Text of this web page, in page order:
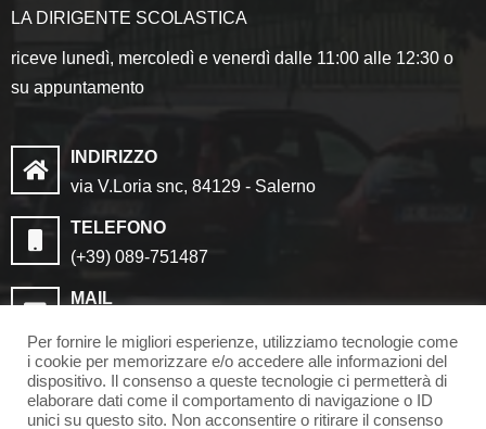
LA DIRIGENTE SCOLASTICA
riceve lunedì, mercoledì e venerdì dalle 11:00 alle 12:30 o
su appuntamento
INDIRIZZO
via V.Loria snc, 84129 - Salerno
TELEFONO
(+39) 089-751487
MAIL
saic8cf006@pec.istruzione.it
Per fornire le migliori esperienze, utilizziamo tecnologie come
i cookie per memorizzare e/o accedere alle informazioni del
dispositivo. Il consenso a queste tecnologie ci permetterà di
elaborare dati come il comportamento di navigazione o ID
unici su questo sito. Non acconsentire o ritirare il consenso